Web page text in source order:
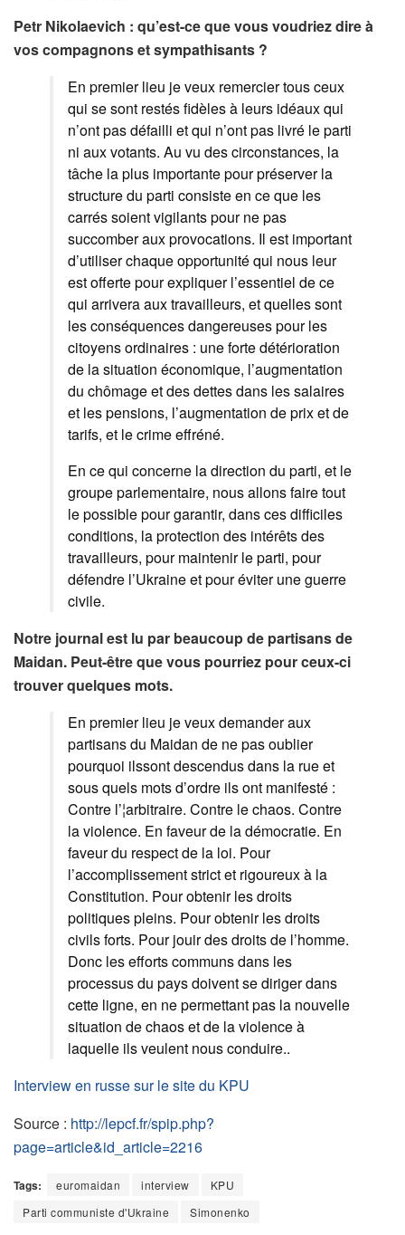
Petr Nikolaevich : qu’est-ce que vous voudriez dire à
vos compagnons et sympathisants ?
En premier lieu je veux remercier tous ceux
qui se sont restés fidèles à leurs idéaux qui
n’ont pas défailli et qui n’ont pas livré le parti
ni aux votants. Au vu des circonstances, la
tâche la plus importante pour préserver la
structure du parti consiste en ce que les
carrés soient vigilants pour ne pas
succomber aux provocations. Il est important
d’utiliser chaque opportunité qui nous leur
est offerte pour expliquer l’essentiel de ce
qui arrivera aux travailleurs, et quelles sont
les conséquences dangereuses pour les
citoyens ordinaires : une forte détérioration
de la situation économique, l’augmentation
du chômage et des dettes dans les salaires
et les pensions, l’augmentation de prix et de
tarifs, et le crime effréné.
En ce qui concerne la direction du parti, et le
groupe parlementaire, nous allons faire tout
le possible pour garantir, dans ces difficiles
conditions, la protection des intérêts des
travailleurs, pour maintenir le parti, pour
défendre l’Ukraine et pour éviter une guerre
civile.
Notre journal est lu par beaucoup de partisans de
Maidan. Peut-être que vous pourriez pour ceux-ci
trouver quelques mots.
En premier lieu je veux demander aux
partisans du Maidan de ne pas oublier
pourquoi ilssont descendus dans la rue et
sous quels mots d’ordre ils ont manifesté :
Contre l’¦arbitraire. Contre le chaos. Contre
la violence. En faveur de la démocratie. En
faveur du respect de la loi. Pour
l’accomplissement strict et rigoureux à la
Constitution. Pour obtenir les droits
politiques pleins. Pour obtenir les droits
civils forts. Pour jouir des droits de l’homme.
Donc les efforts communs dans les
processus du pays doivent se diriger dans
cette ligne, en ne permettant pas la nouvelle
situation de chaos et de la violence à
laquelle ils veulent nous conduire..
Interview en russe sur le site du KPU
Source : http://lepcf.fr/spip.php?
page=article&id_article=2216
Tags: euromaidan interview
KPU
Parti communiste d'Ukraine
Simonenko